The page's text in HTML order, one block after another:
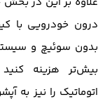
درون خودرویی با
بدون سوئیچ و
بیش‌تر هزینه
اتوماتیک را نیز به